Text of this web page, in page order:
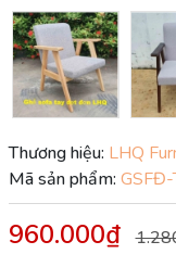
Thương hiệu: LHQ
Mã sản phẩm:
960.000₫